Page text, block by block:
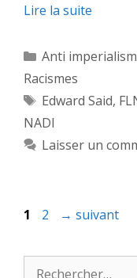
Lire la suite
Catégories
Anti
Racismes
Étiquettes
Edward Said,
NADI
Laisser un
Page
1 Page
2 → suivant
Rechercher :